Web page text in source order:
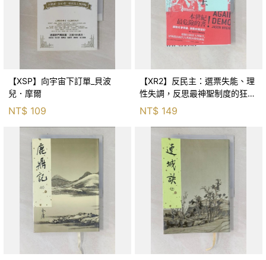
【XSP】向宇宙下訂單_貝波
兒．摩爾
NT$ 109
【XR2】反民主：選票失能、理
性失調，反思最神聖制度的狂亂
NT$ 149